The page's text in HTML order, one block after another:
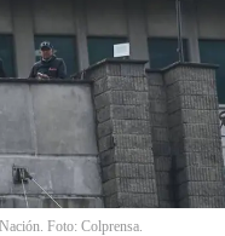
Foto: Colprensa.